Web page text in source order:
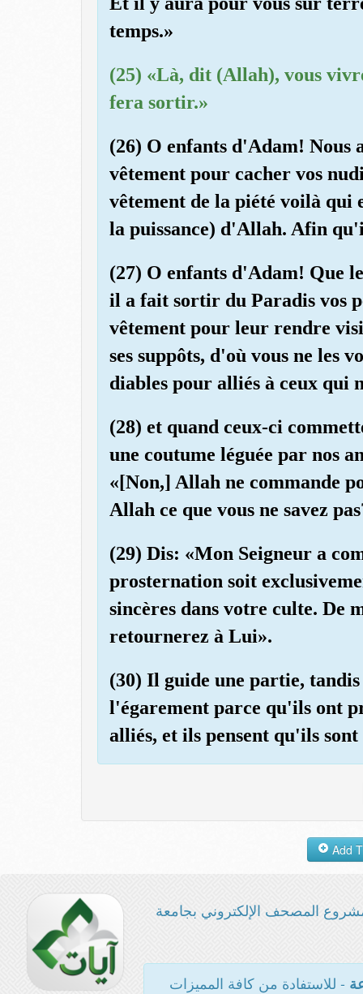
temps.»
(25) «Là, dit (Allah), vous
fera sortir.»
(26) O enfants d'Adam! Nous
vêtement pour cacher vos
vêtement de la piété voilà qui
la puissance) d'Allah. Afin
(27) O enfants d'Adam! Que
il a fait sortir du Paradis vos
vêtement pour leur rendre
ses suppôts, d'où vous ne les
diables pour alliés à ceux qui
(28) et quand ceux-ci
une coutume léguée par nos
«[Non,] Allah ne commande
Allah ce que vous ne savez
(29) Dis: «Mon Seigneur a
prosternation soit
sincères dans votre culte. De
retournerez à Lui».
(30) Il guide une partie,
l'égarement parce qu'ils ont
alliés, et ils pensent qu'ils
المصحف الإلكتروني بجامعة
- للاستفادة من كافة المميزات